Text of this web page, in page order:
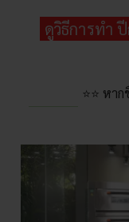
ดูวิธีการทำ
⭐⭐ หา